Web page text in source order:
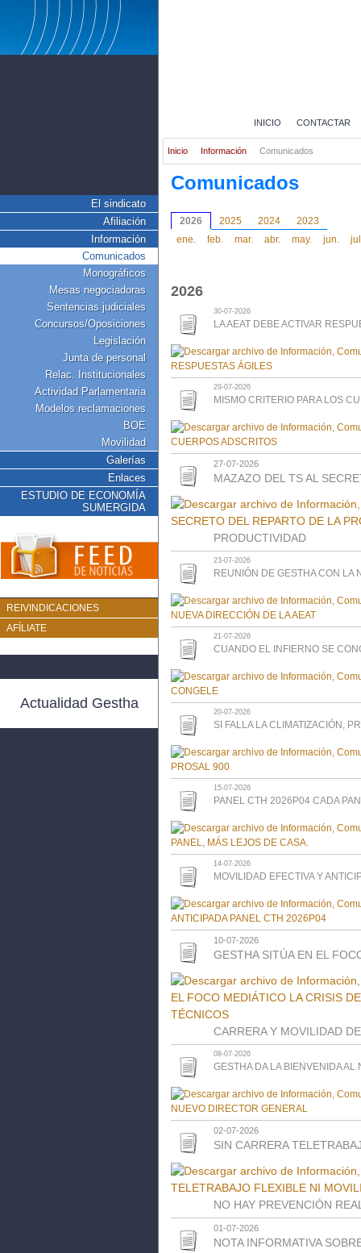
El sindicato
Afiliación
Información
Comunicados
Monográficos
Mesas negociadoras
Sentencias judiciales
Concursos/Oposiciones
Legislación
Junta de personal
Relac. Institucionales
Actividad Parlamentaria
Modelos reclamaciones
BOE
Movilidad
Galerías
Enlaces
ESTUDIO DE ECONOMÍA
SUMERGIDA
REIVINDICACIONES
AFÍLIATE
Actualidad Gestha
INICIO CONTACTAR
Inicio Información Comunicados
Comunicados
2026 2025 2024
2023
ene.
feb. mar. abr. may. jun.
2026
30-07-2026
LA AEAT DEBE ACTIVAR
29-07-2026
MISMO CRITERIO PARA LOS
27-07-2026
MAZAZO DEL TS AL
PRODUCTIVIDAD
23-07-2026
REUNIÓN DE GESTHA CON LA
21-07-2026
CUANDO EL INFIERNO SE
20-07-2026
SI FALLA LA CLIMATIZACIÓN,
15-07-2026
PANEL CTH 2026P04 CADA
14-07-2026
MOVILIDAD EFECTIVA Y
10-07-2026
GESTHA SITÚA EN EL
CARRERA Y MOVILIDAD
08-07-2026
GESTHA DA LA BIENVENIDA
02-07-2026
SIN CARRERA
NO HAY PREVENCIÓN
01-07-2026
NOTA INFORMATIVA